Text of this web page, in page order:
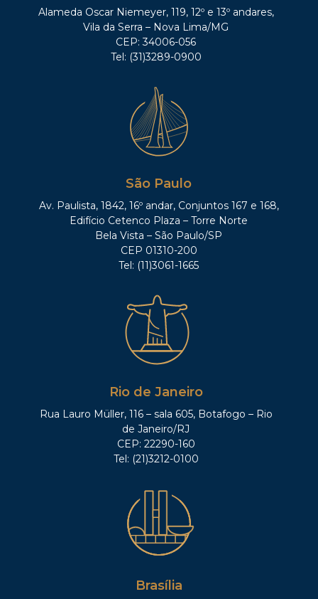
Alameda Oscar Niemeyer, 119, 12º e 13º andares,
Vila da Serra – Nova Lima/MG
CEP: 34006-056
Tel: (31)3289-0900
São Paulo
Av. Paulista, 1842, 16º andar, Conjuntos 167 e 168,
Edifício Cetenco Plaza – Torre Norte
Bela Vista – São Paulo/SP
CEP 01310-200
Tel: (11)3061-1665
Rio de Janeiro
Rua Lauro Müller, 116 – sala 605, Botafogo – Rio
de Janeiro/RJ
CEP: 22290-160
Tel: (21)3212-0100
Brasília